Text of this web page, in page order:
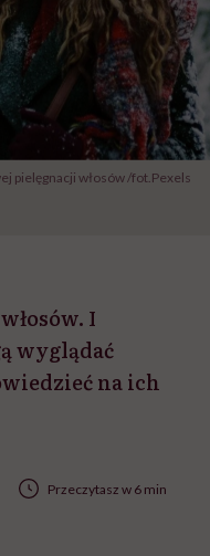
pielęgnacji włosów /fot.Pexels
I
wyglądać
na ich
Przeczytasz w 6 min